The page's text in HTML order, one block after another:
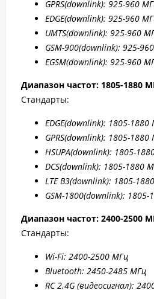
GPRS(downlink): 925-960
EDGE(downlink): 925-960
UMTS(downlink): 925-960
GSM-900(downlink): 925-
EGSM(downlink): 925-960
Диапазон частот: 1805-1880
Стандарты:
EDGE(downlink): 1805-1880
GPRS(downlink): 1805-1880
HSUPA(downlink): 1805-
DCS(downlink): 1805-1880
LTE B3(downlink): 1805-
GSM-1800(downlink):
Диапазон частот: 2400-2500
Стандарты:
Wi-Fi: 2400-2500 МГц
Bluetooth: 2450-2485 МГц
RC 2.4G (видеосигнал):